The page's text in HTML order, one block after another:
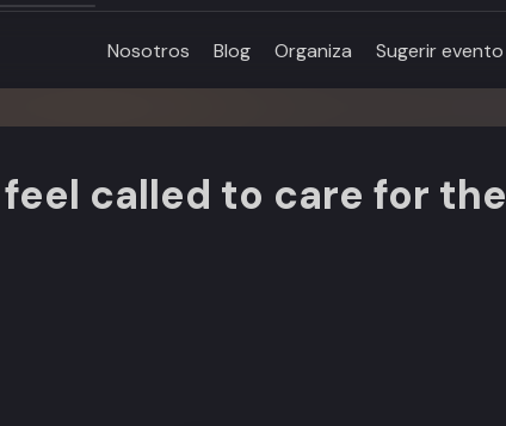
Nosotros Blog Organiza Sugerir evento
called to care for the